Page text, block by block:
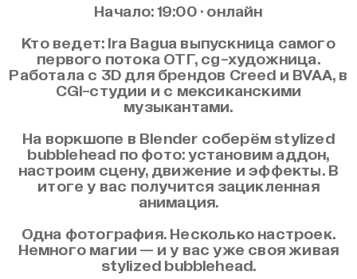
Начало: 19:00 · онлайн
Кто ведет: Ira Bagua выпускница самого
первого потока ОТГ, cg-художница.
Работала с 3D для брендов Creed и BVAA, в
CGI-студии и с мексиканскими
музыкантами.
На воркшопе в Blender соберём stylized
bubblehead по фото: установим аддон,
настроим сцену, движение и эффекты. В
итоге у вас получится зацикленная
анимация.
Одна фотография. Несколько настроек.
Немного магии — и у вас уже своя живая
stylized bubblehead.